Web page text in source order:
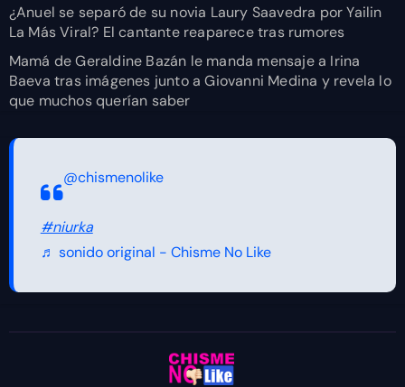
¿Anuel se separó de su novia Laury Saavedra por Yailin
La Más Viral? El cantante reaparece tras rumores
Mamá de Geraldine Bazán le manda mensaje a Irina
Baeva tras imágenes junto a Giovanni Medina y revela lo
que muchos querían saber
@chismenolike
#niurka
♬ sonido original - Chisme No Like